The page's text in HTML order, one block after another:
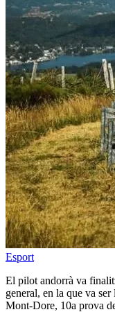
Esport
El pilot andorrà va
general, en la que va
Mont-Dore, 10a prova